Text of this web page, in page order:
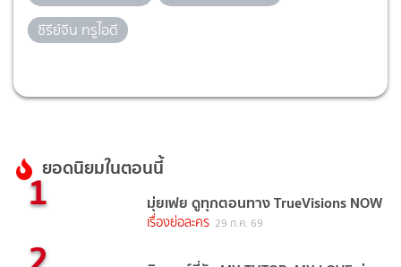
ซีรีย์จีน ทรูไอดี
ยอดนิยมในตอนนี้
1 มุ่ยเฟย ดูทุกตอนทาง TrueVisions NOW
เรื่องย่อละคร 29 ก.ค. 69